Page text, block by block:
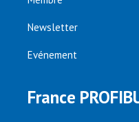
Newsletter
Evénement
France